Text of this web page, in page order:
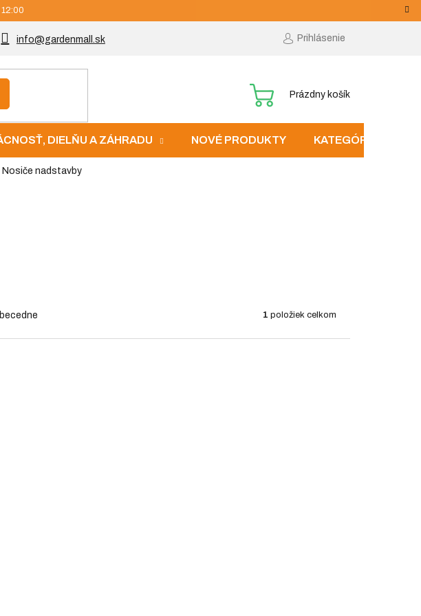
info@gardenmall.sk Prihlásenie
NÁKUPNÝ
Prázdny košík
DIELŇU A ZÁHRADU NOVÉ PRODUKTY KATEGÓRIE
Nosiče nadstavby
1 položiek celkom